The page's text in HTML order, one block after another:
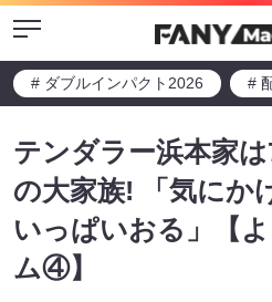
Menu
# ダブルインパクト2026 #
テンダラー浜本家
の大家族! 「気にか
いっぱいおる」【
ム④】